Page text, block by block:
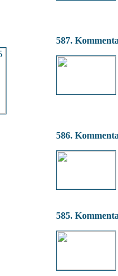
587.
586.
585.